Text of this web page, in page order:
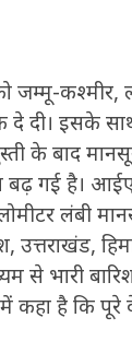
जम्मू-कश्मीर,
दे दी। इसके
के बाद
गई है।
लंबी
उत्तराखंड,
से भारी
है कि पूरे